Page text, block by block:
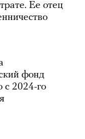
Ее отец
фонд
с 2024-го